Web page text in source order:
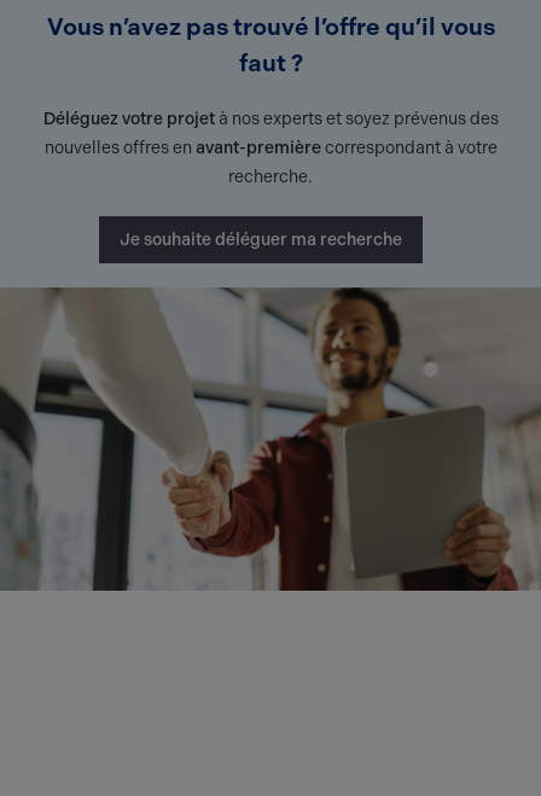
Vous n’avez pas trouvé l’offre qu’il vous
faut ?
Déléguez votre projetà nos experts et soyez prévenus des
nouvelles offres en avant-premièrecorrespondant à votre
recherche.
Je souhaite déléguer ma recherche